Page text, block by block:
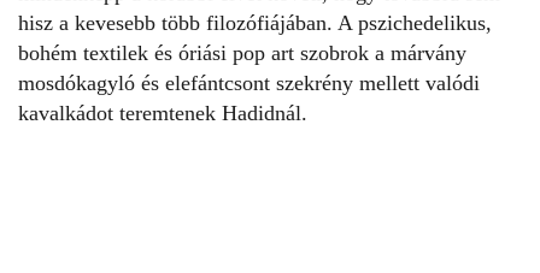
hisz a kevesebb több filozófiájában. A pszichedelikus,
bohém textilek és óriási pop art szobrok a márvány
mosdókagyló és elefántcsont szekrény mellett valódi
kavalkádot teremtenek Hadidnál.